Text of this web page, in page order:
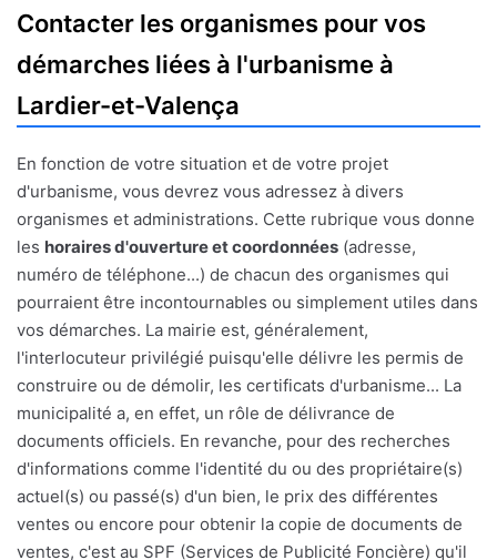
Contacter les organismes pour vos
démarches liées à l'urbanisme à
Lardier-et-Valença
En fonction de votre situation et de votre projet
d'urbanisme, vous devrez vous adressez à divers
organismes et administrations. Cette rubrique vous donne
les horaires d'ouverture et coordonnées (adresse,
numéro de téléphone...) de chacun des organismes qui
pourraient être incontournables ou simplement utiles dans
vos démarches. La mairie est, généralement,
l'interlocuteur privilégié puisqu'elle délivre les permis de
construire ou de démolir, les certificats d'urbanisme... La
municipalité a, en effet, un rôle de délivrance de
documents officiels. En revanche, pour des recherches
d'informations comme l'identité du ou des propriétaire(s)
actuel(s) ou passé(s) d'un bien, le prix des différentes
ventes ou encore pour obtenir la copie de documents de
ventes, c'est au SPF (Services de Publicité Foncière) qu'il